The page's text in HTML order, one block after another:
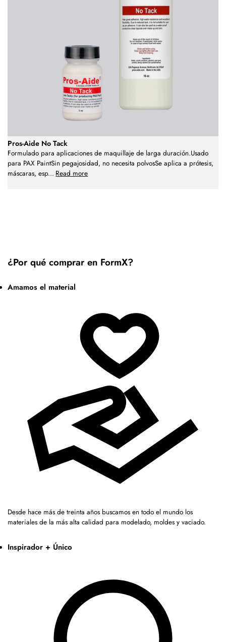
Pros-Aide No Tack
Formulado para aplicaciones de maquillaje de larga duración.Usado
para PAX PaintSin pegajosidad, no necesita polvosSe aplica a prótesis,
máscaras, esp... Read more
¿Por qué comprar en FormX?
Amamos el material
Desde hace más de treinta años buscamos en todo el mundo los
materiales de la más alta calidad para modelado, moldes y vaciado.
Inspirador + Único